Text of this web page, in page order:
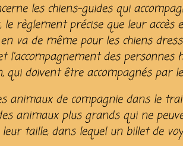
les chiens-guides qui
le règlement précise que leur accès
va de même pour les chiens
l'accompagnement des personnes
qui doivent être accompagnés par
animaux de compagnie dans le
animaux plus grands qui ne
taille, dans lequel un billet de